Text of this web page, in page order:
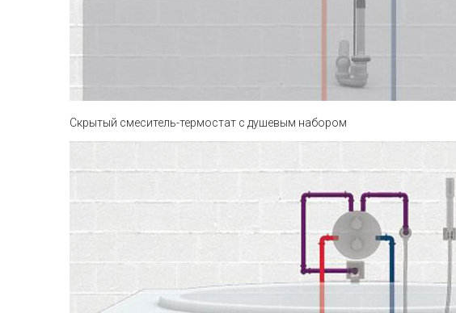
Скрытый смеситель-термостат с душевым набором